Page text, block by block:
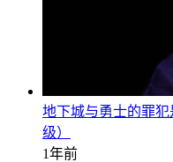
地下城与勇士的罪
级）
1年前